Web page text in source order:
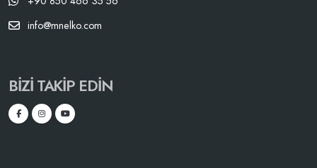
info@mnelko.com
BIZI TAKIP EDIN